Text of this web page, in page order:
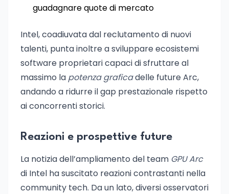
guadagnare quote di mercato
Intel, coadiuvata dal reclutamento di nuovi
talenti, punta inoltre a sviluppare ecosistemi
software proprietari capaci di sfruttare al
massimo la potenza graficadelle future Arc,
andando a ridurre il gap prestazionale rispetto
ai concorrenti storici.
Reazioni e prospettive future
La notizia dell’ampliamento del team GPU Arc
di Intel ha suscitato reazioni contrastanti nella
community tech. Da un lato, diversi osservatori